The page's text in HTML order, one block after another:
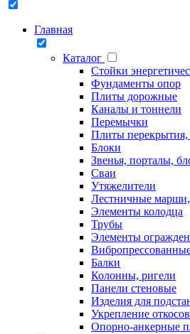
Главная
Каталог
Стойки
Фундаменты опор
Плиты дорожные
Каналы и тоннели
Перемычки
Плиты
Блоки
Звенья, порталы,
Сваи
Утяжелители
Лестничные
Элементы колодца
Трубы
Элементы
Балки
Колонны, ригели
Панели стеновые
Изделия для
Укрепление откосов
Опорно-анкерные